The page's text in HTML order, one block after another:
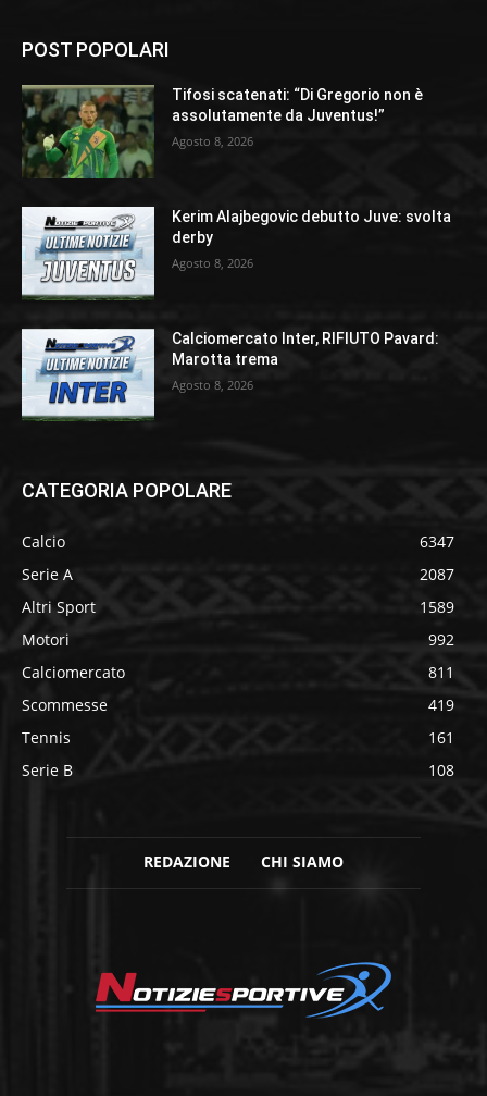
POST POPOLARI
Tifosi scatenati: “Di Gregorio non è
assolutamente da Juventus!”
Agosto 8, 2026
Kerim Alajbegovic debutto Juve: svolta
derby
Agosto 8, 2026
Calciomercato Inter, RIFIUTO Pavard:
Marotta trema
Agosto 8, 2026
CATEGORIA POPOLARE
Calcio
6347
Serie A
2087
Altri Sport
1589
Motori
992
Calciomercato
811
Scommesse
419
Tennis
161
Serie B
108
REDAZIONE CHI SIAMO